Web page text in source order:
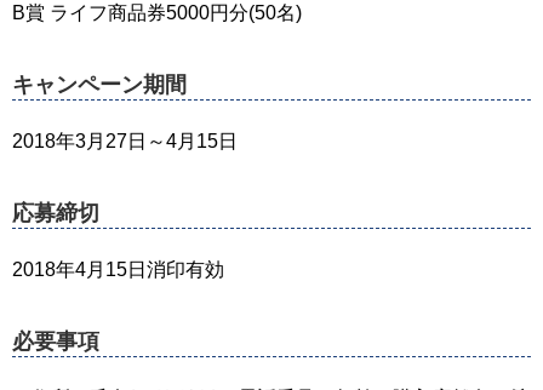
B賞 ライフ商品券5000円分(50名)
キャンペーン期間
2018年3月27日～4月15日
応募締切
2018年4月15日消印有効
必要事項